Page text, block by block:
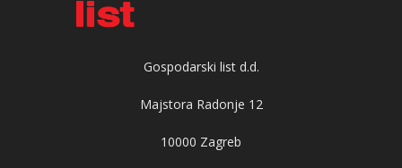
Gospodarski list d.d.
Majstora Radonje 12
10000 Zagreb